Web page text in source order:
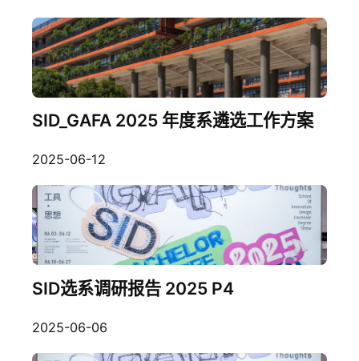
SID_GAFA 2025 年度系遴选工作方案
2025-06-12
SID选系调研报告 2025 P4
2025-06-06